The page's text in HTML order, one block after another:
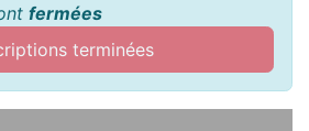
fermées
terminées